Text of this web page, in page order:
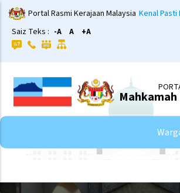
Skip
to
main
content
Portal Rasmi Kerajaan Malaysia Kenal Pasti
Saiz Teks : -A A +A